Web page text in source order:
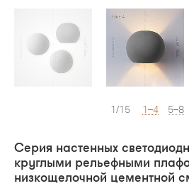
1/15 1–4 5–8
Серия настенных
круглыми рельефными
низкощелочной цементной